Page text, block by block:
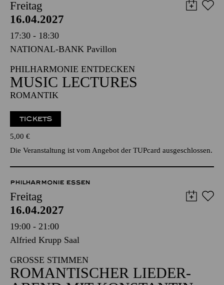
PHILHARMONIE ESSEN
Freitag
16.04.2027
17:30 - 18:30
NATIONAL-BANK Pavillon
PHILHARMONIE ENTDECKEN
MUSIC LECTURES
ROMANTIK
TICKETS
5,00€
Die Veranstaltung ist vom Angebot der TUPcard ausgeschlossen.
PHILHARMONIE ESSEN
Freitag
16.04.2027
19:00 - 21:00
Alfried Krupp Saal